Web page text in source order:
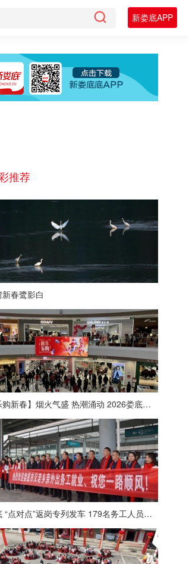
新娄底APP
推荐
春鹭影白
【乐购新春】烟火气盛 热潮涌动 2026娄底春节消费市场喜迎“开门红”
娄底 “点对点”返岗专列发车 179名务工人员免费赴沪